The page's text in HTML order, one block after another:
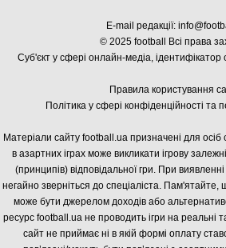
E-mail редакції:
© 2025 football Всі права
Суб'єкт у сфері онлайн-медіа, ідентифікатор
Правила користування
Політика у сфері конфіденційності та
Матеріали сайту football.ua призначені для
в азартних іграх може викликати ігрову
(принципів) відповідальної гри. При
негайно зверніться до спеціаліста. Пам'ятайте,
може бути джерелом доходів або
ресурс football.ua не проводить ігри на реальні
сайт не приймає ні в якій формі оплату